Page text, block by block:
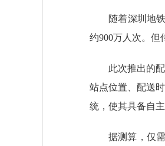
随着深圳地铁网
约900万人次。但
此次推出的配送
站点位置、配送
统，使其具备自
据测算，仅需